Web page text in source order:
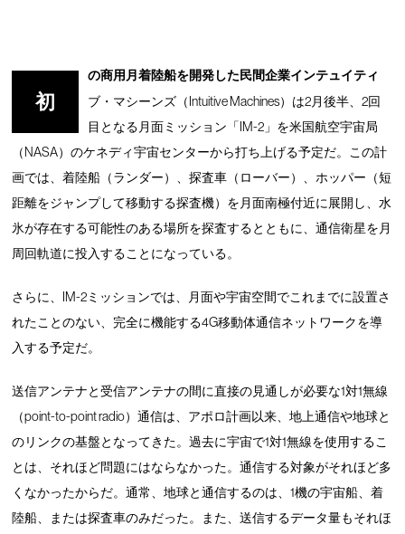
初
の商用月着陸船を開発した民間企業インテュイティ
ブ・マシーンズ（Intuitive Machines）は2月後半、2回
目となる月面ミッション「IM-2」を米国航空宇宙局
（NASA）のケネディ宇宙センターから打ち上げる予定だ。この計
画では、着陸船（ランダー）、探査車（ローバー）、ホッパー（短
距離をジャンプして移動する探査機）を月面南極付近に展開し、水
氷が存在する可能性のある場所を探査するとともに、通信衛星を月
周回軌道に投入することになっている。
さらに、IM-2ミッションでは、月面や宇宙空間でこれまでに設置さ
れたことのない、完全に機能する4G移動体通信ネットワークを導
入する予定だ。
送信アンテナと受信アンテナの間に直接の見通しが必要な1対1無線
（point-to-point radio）通信は、アポロ計画以来、地上通信や地球と
のリンクの基盤となってきた。過去に宇宙で1対1無線を使用するこ
とは、それほど問題にはならなかった。通信する対象がそれほど多
くなかったからだ。通常、地球と通信するのは、1機の宇宙船、着
陸船、または探査車のみだった。また、送信するデータ量もそれほ